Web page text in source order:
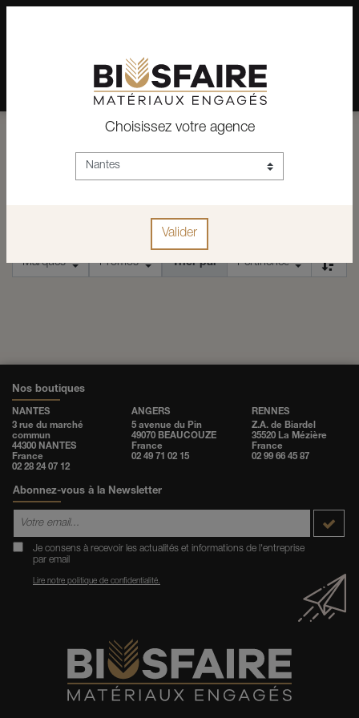
Depuis plus de 15 ans, conseil et vente de matériaux pour un
habitat pérenne.
Trier par
Nos boutiques
NANTES
3 rue du marché
commun
44300 NANTES
France
02 28 24 07 12
ANGERS
5 avenue du Pin
49070 BEAUCOUZE
France
02 49 71 02 15
RENNES
Z.A. de Biardel
35520 La Mézière
France
02 99 66 45 87
Abonnez-vous à la Newsletter
Je consens à recevoir les actualités et informations de l'entreprise
par email
Lire notre politique de confidentialité.
Choisissez votre agence
Valider